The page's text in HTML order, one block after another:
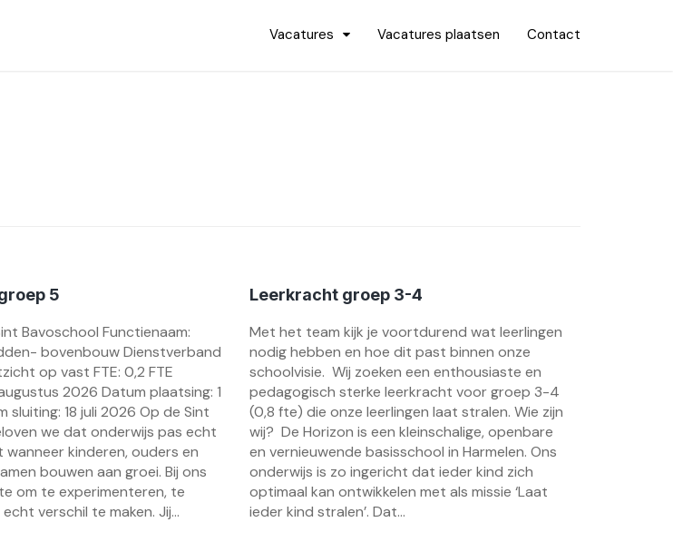
Vacatures Vacatures plaatsen Contact
5
Bavoschool Functienaam:
bovenbouw Dienstverband
op vast FTE: 0,2 FTE
2026 Datum plaatsing: 1
sluiting: 18 juli 2026 Op de Sint
we dat onderwijs pas echt
kinderen, ouders en
bouwen aan groei. Bij ons
om te experimenteren, te
verschil te maken. Jij...
Leerkracht groep 3-4
Met het team kijk je voortdurend wat leerlingen
nodig hebben en hoe dit past binnen onze
schoolvisie. Wij zoeken een enthousiaste en
pedagogisch sterke leerkracht voor groep 3-4
(0,8 fte) die onze leerlingen laat stralen. Wie zijn
wij? De Horizon is een kleinschalige, openbare
en vernieuwende basisschool in Harmelen. Ons
onderwijs is zo ingericht dat ieder kind zich
optimaal kan ontwikkelen met als missie ‘Laat
ieder kind stralen’. Dat...